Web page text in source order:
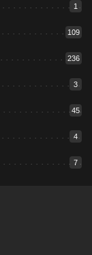
1
109
236
3
45
4
7